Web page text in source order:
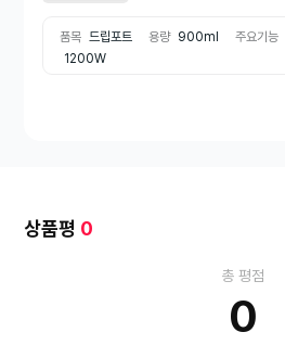
품목 드립포트 용량 900ml 주요기능
1200W
상품평 0
총 평점
0